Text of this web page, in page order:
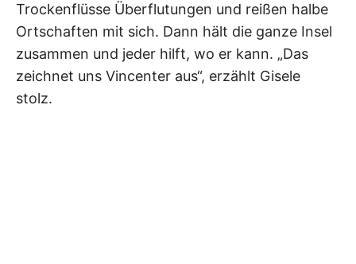
Trockenflüsse Überflutungen und reißen halbe
Ortschaften mit sich. Dann hält die ganze Insel
zusammen und jeder hilft, wo er kann. „Das
zeichnet uns Vincenter aus“, erzählt Gisele
stolz.